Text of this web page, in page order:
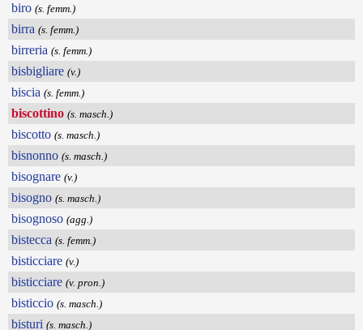
biro (s. femm.)
birra (s. femm.)
birreria (s. femm.)
bisbigliare (v.)
biscia (s. femm.)
biscottino (s. masch.)
biscotto (s. masch.)
bisnonno (s. masch.)
bisognare (v.)
bisogno (s. masch.)
bisognoso (agg.)
bistecca (s. femm.)
bisticciare (v.)
bisticciare (v. pron.)
bisticcio (s. masch.)
bisturi (s. masch.)